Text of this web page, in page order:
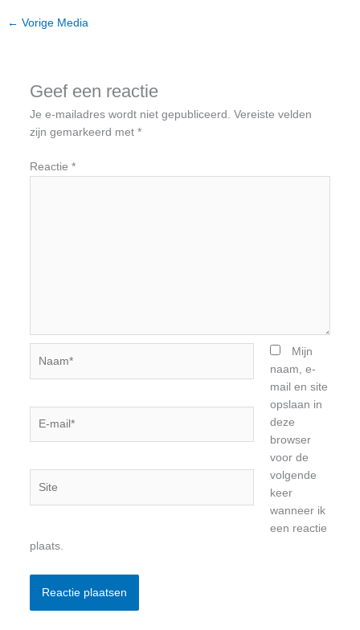
← Vorige Media
Geef een reactie
Je e-mailadres wordt niet gepubliceerd. Vereiste velden
zijn gemarkeerd met *
Reactie *
Mijn
naam, e-
mail en site
opslaan in
deze
browser
voor de
volgende
keer
wanneer ik
een reactie
plaats.